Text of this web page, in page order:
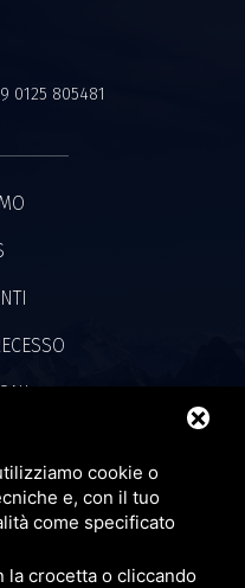
0125 805481
cookie o
e, con il tuo
come specificato
la crocetta o cliccando